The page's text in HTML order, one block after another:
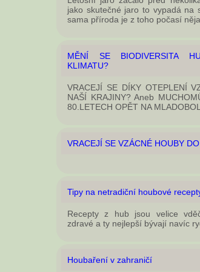
jako skutečné jaro to vypadá na
sama příroda je z toho počasí
MĚNÍ SE BIODIVERSITA
KLIMATU?
VRACEJÍ SE DÍKY OTEPLENÍ
NAŠÍ KRAJINY? Aneb
80.LETECH OPĚT NA
VRACEJÍ SE VZÁCNÉ HOUBY
Tipy na netradiční houbové
Recepty z hub jsou velice
zdravé a ty nejlepší bývají navíc
Houbaření v zahraničí